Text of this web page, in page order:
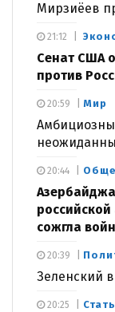
Мирзиёев
Сенат США
против
21:12
Мир
20:59
российской
сожгла
20:44
Зеленский
20:39
20:25